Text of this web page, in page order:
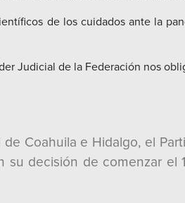
de los cuidados ante la
Judicial de la Federación nos
Coahuila e Hidalgo, el
su decisión de comenzar